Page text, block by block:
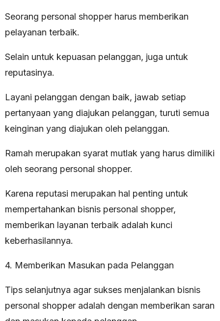
Seorang personal shopper harus memberikan
pelayanan terbaik.
Selain untuk kepuasan pelanggan, juga untuk
reputasinya.
Layani pelanggan dengan baik, jawab setiap
pertanyaan yang diajukan pelanggan, turuti semua
keinginan yang diajukan oleh pelanggan.
Ramah merupakan syarat mutlak yang harus dimiliki
oleh seorang personal shopper.
Karena reputasi merupakan hal penting untuk
mempertahankan bisnis personal shopper,
memberikan layanan terbaik adalah kunci
keberhasilannya.
4. Memberikan Masukan pada Pelanggan
Tips selanjutnya agar sukses menjalankan bisnis
personal shopper adalah dengan memberikan saran